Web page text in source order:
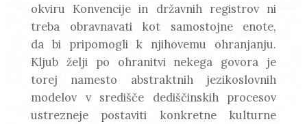
okviru Konvencije in državnih registrov ni
treba obravnavati kot samostojne enote,
da bi pripomogli k njihovemu ohranjanju.
Kljub želji po ohranitvi nekega govora je
torej namesto abstraktnih jezikoslovnih
modelov v središče dediščinskih procesov
ustrezneje postaviti konkretne kulturne